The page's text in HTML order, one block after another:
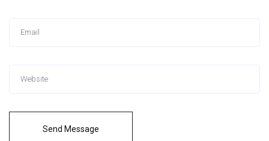
Send Message